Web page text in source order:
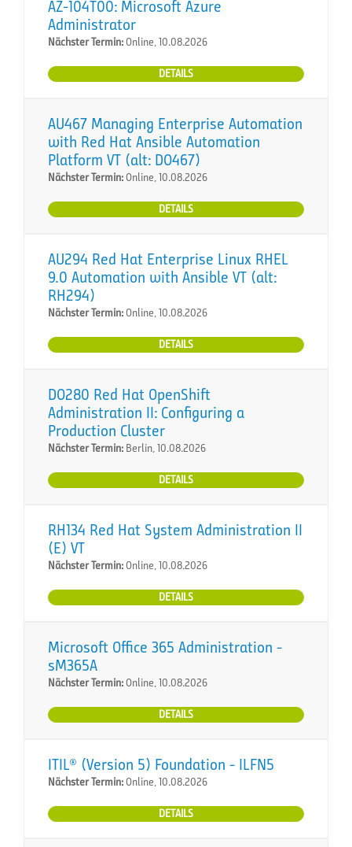
AZ-104T00: Microsoft Azure
Administrator
Nächster Termin:Online, 10.08.2026
DETAILS
AU467 Managing Enterprise Automation
with Red Hat Ansible Automation
Platform VT (alt: DO467)
Nächster Termin:Online, 10.08.2026
DETAILS
AU294 Red Hat Enterprise Linux RHEL
9.0 Automation with Ansible VT (alt:
RH294)
Nächster Termin:Online, 10.08.2026
DETAILS
DO280 Red Hat OpenShift
Administration II: Configuring a
Production Cluster
Nächster Termin: Berlin, 10.08.2026
DETAILS
RH134 Red Hat System Administration II
(E) VT
Nächster Termin:Online, 10.08.2026
DETAILS
Microsoft Office 365 Administration -
sM365A
Nächster Termin:Online, 10.08.2026
DETAILS
ITIL® (Version 5) Foundation - ILFN5
Nächster Termin:Online, 10.08.2026
DETAILS